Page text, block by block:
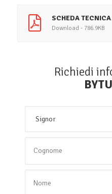
SCHEDA
Download - 786.9KB
Richiedi